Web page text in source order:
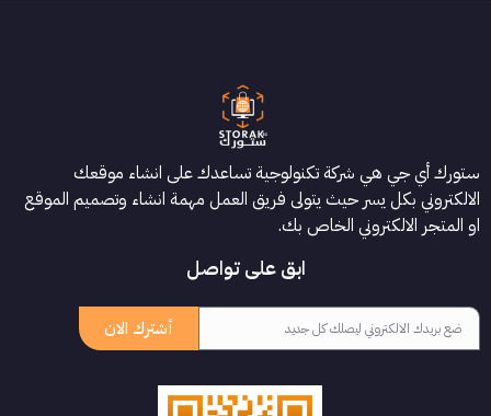
ستورك أي جي هي شركة تكنولوجية تساعدك على انشاء موقعك
الالكتروني بكل يسر حيث يتولى فريق العمل مهمة انشاء وتصميم الموقع
او المتجر الالكتروني الخاص بك.
ابق على تواصل
أشترك الان